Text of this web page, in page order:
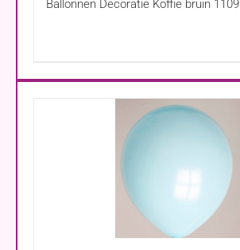
Ballonnen Decoratie Koffie bruin 1109